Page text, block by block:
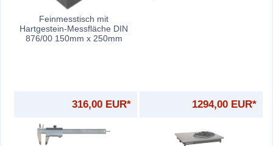
Feinmesstisch mit
Hartgestein-Messfläche DIN
876/00 150mm x 250mm
316,00 EUR* 1294,00 EUR*